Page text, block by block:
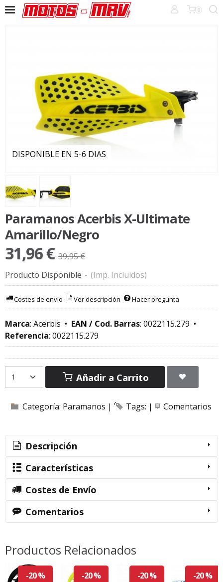
0
DISPONIBLE EN 5-6 DIAS
Paramanos Acerbis X-Ultimate
Amarillo/Negro
31,96 € 39,95 €
Producto Disponible - (Imp. Incluidos)
Costes de envío Ver descripción Hacer pregunta
Marca: Acerbis • EAN / Cod. Barras: 0022115.279 •
Referencia: 0022115.279
Añadir a Carrito
Categoría: Paramanos | Tags: | Comentarios
Descripción
Características
Costes de Envío
Comentarios
Productos Relacionados
-20 % -20 % -20 % -20 %